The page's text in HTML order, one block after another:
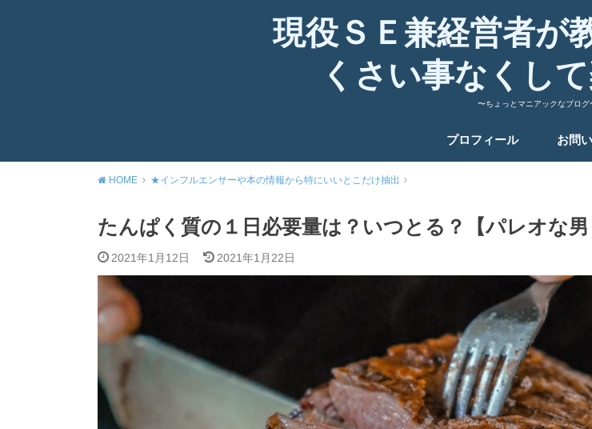
現役ＳＥ兼経営者
くさい事なくし
〜ちょっとマニアックなブログ
プロフィール お問
HOME ★インフルエンサーや本の情報から特にいいとこだけ抽出
たんぱく質の１日必要量は？いつとる？【パレオな男
2021年1月12日 2021年1月22日